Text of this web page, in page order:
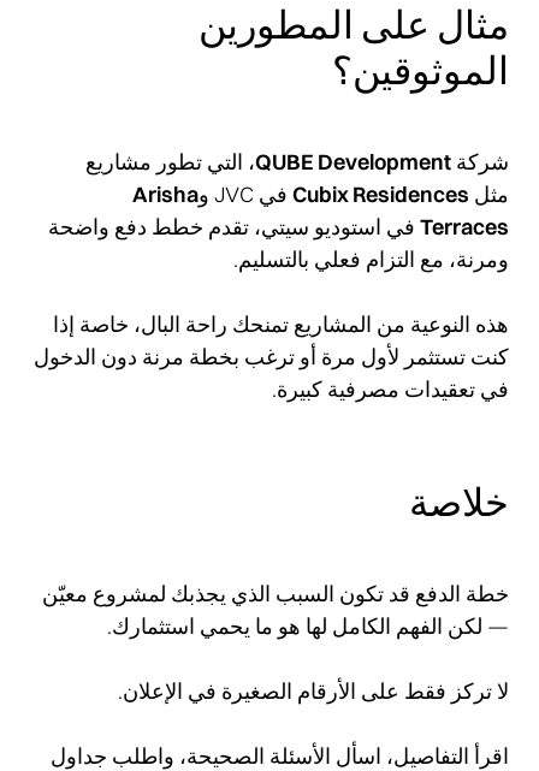
مثال على المطورين
الموثوقين؟
شركة QUBE Development، التي تطور مشاريع
مثل Cubix Residences في JVC و
Arisha
Terraces في استوديو سيتي، تقدم خطط دفع واضحة
ومرنة، مع التزام فعلي بالتسليم.
هذه النوعية من المشاريع تمنحك راحة البال، خاصة إذا
كنت تستثمر لأول مرة أو ترغب بخطة مرنة دون الدخول
في تعقيدات مصرفية كبيرة.
خلاصة
خطة الدفع قد تكون السبب الذي يجذبك لمشروع معيّن
— لكن الفهم الكامل لها هو ما يحمي استثمارك.
لا تركز فقط على الأرقام الصغيرة في الإعلان.
اقرأ التفاصيل، اسأل الأسئلة الصحيحة، واطلب جداول